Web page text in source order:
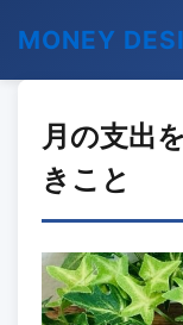
MONEY
月の支出
きこと